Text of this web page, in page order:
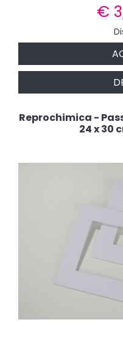
€
Reprochimica -
24 x 30